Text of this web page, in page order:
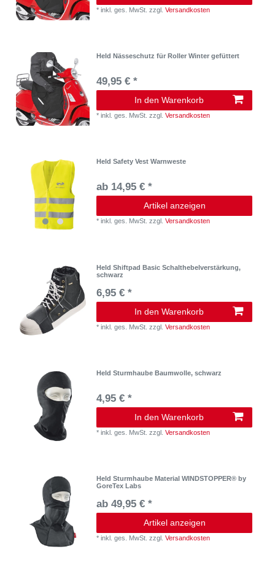
*inkl. ges. MwSt. zzgl.Versandkosten
Held Nässeschutz für Roller Winter gefüttert
49,95 € *
In den Warenkorb
*inkl. ges. MwSt. zzgl.Versandkosten
Held Safety Vest Warnweste
ab 14,95 € *
Artikel anzeigen
*inkl. ges. MwSt. zzgl.Versandkosten
Held Shiftpad Basic Schalthebelverstärkung,
schwarz
6,95 € *
In den Warenkorb
*inkl. ges. MwSt. zzgl.Versandkosten
Held Sturmhaube Baumwolle, schwarz
4,95 € *
In den Warenkorb
*inkl. ges. MwSt. zzgl.Versandkosten
Held Sturmhaube Material WINDSTOPPER® by
GoreTex Labs
ab 49,95 € *
Artikel anzeigen
*inkl. ges. MwSt. zzgl.Versandkosten